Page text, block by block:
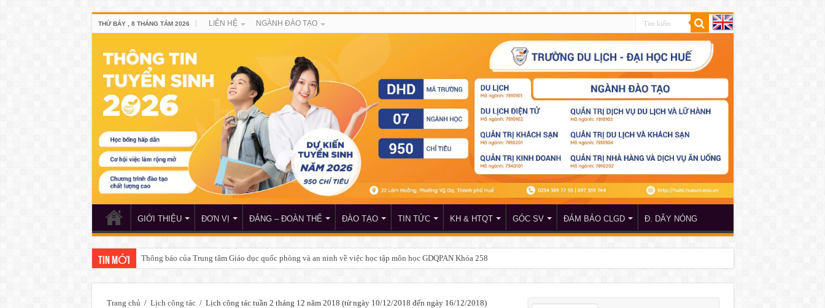
THỨ BẢY , 8 THÁNG TÁM 2026 LIÊN HỆ NGÀNH ĐÀO TẠO
GIỚI THIỆU ĐƠN VỊ ĐẢNG – ĐOÀN THỂ ĐÀO TẠO TIN TỨC KH & HTQT GÓC SV ĐẢM BẢO CLGD Đ. DÂY NÓNG
TIN MỚI Thông báo của Trung tâm Giáo dục quốc phòng và an ninh về việc học tập môn học GDQPAN Khóa 258
Trang chủ / Lịch công tác / Lịch công tác tuần 2 tháng 12 năm 2018 (từ ngày 10/12/2018 đến ngày 16/12/2018)